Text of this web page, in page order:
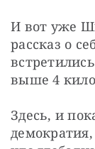
И вот уже
рассказ о
выше 4
Здесь, и